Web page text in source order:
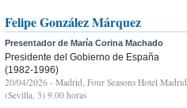
Felipe González Márquez
Presentador de María Corina Machado
Presidente del Gobierno de España
(1982-1996)
20/04/2026 - Madrid, Four Seasons Hotel Madrid
(Sevilla, 3) 9.00 horas